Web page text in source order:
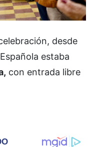
desde
estaba
con entrada libre